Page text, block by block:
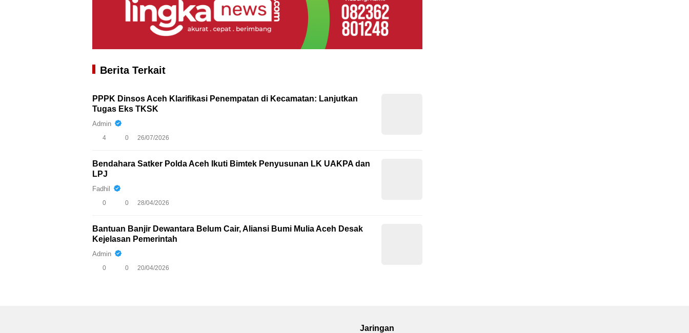
Berita Terkait
PPPK Dinsos Aceh Klarifikasi Penempatan di Kecamatan: Lanjutkan
Tugas Eks TKSK
Admin
4 0 26/07/2026
Bendahara Satker Polda Aceh Ikuti Bimtek Penyusunan LK UAKPA dan
LPJ
Fadhil
0 0 28/04/2026
Bantuan Banjir Dewantara Belum Cair, Aliansi Bumi Mulia Aceh Desak
Kejelasan Pemerintah
Admin
0 0 20/04/2026
Jaringan